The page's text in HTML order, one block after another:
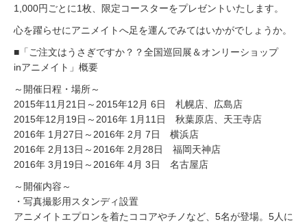
1,000円ごとに1枚、限定コースターをプレゼントいたします。
心を躍らせにアニメイトへ足を運んでみてはいかがでしょうか。
■「ご注文はうさぎですか？？全国巡回展＆オンリーショップ
inアニメイト」概要
～開催日程・場所～
2015年11月21日～2015年12月 6日 札幌店、広島店
2015年12月19日～2016年 1月11日 秋葉原店、天王寺店
2016年 1月27日～2016年 2月 7日 横浜店
2016年 2月13日～2016年 2月28日 福岡天神店
2016年 3月19日～2016年 4月 3日 名古屋店
～開催内容～
・写真撮影用スタンディ設置
アニメイトエプロンを着たココアやチノなど、5名が登場。5人に